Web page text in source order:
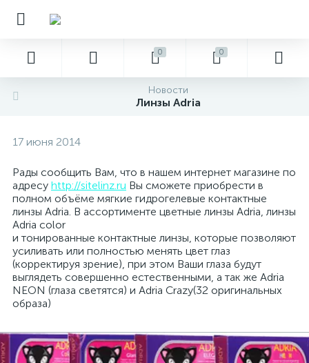
0 0
Новости
Линзы Adria
17 июня 2014
Рады сообщить Вам, что в нашем интернет магазине по
адресу http://sitelinz.ru Вы сможете приобрести в
полном объёме мягкие гидрогелевые контактные
линзы Adria. В ассортименте цветные линзы Adria, линзы
Adria color
и тонированные контактные линзы, которые позволяют
усиливать или полностью менять цвет глаз
(корректируя зрение), при этом Ваши глаза будут
выглядеть совершенно естественными, а так же Adria
NEON (глаза светятся) и Аdria Crazy(32 оригинальных
образа)